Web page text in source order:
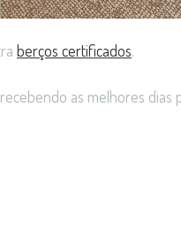
berços certificados.
as melhores dias